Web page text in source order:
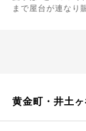
まで屋台が連なり
黄金町・井土